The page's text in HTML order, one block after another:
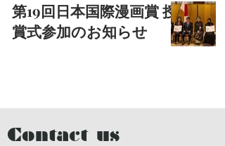
第19回日本国際漫画賞 授
賞式参加のお知らせ
Contact us